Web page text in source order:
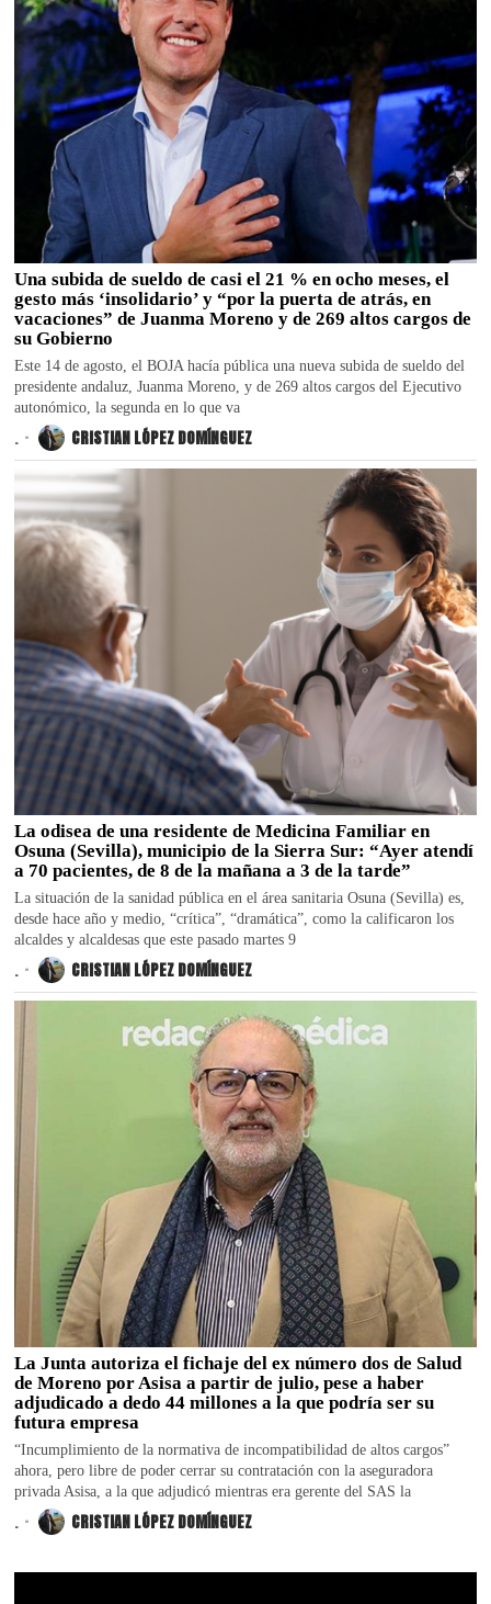
Una subida de sueldo de casi el 21 % en ocho meses, el
gesto más ‘insolidario’ y “por la puerta de atrás, en
vacaciones” de Juanma Moreno y de 269 altos cargos de
su Gobierno
Este 14 de agosto, el BOJA hacía pública una nueva subida de sueldo del
presidente andaluz, Juanma Moreno, y de 269 altos cargos del Ejecutivo
autonómico, la segunda en lo que va
. CRISTIAN LÓPEZ DOMÍNGUEZ
La odisea de una residente de Medicina Familiar en
Osuna (Sevilla), municipio de la Sierra Sur: “Ayer atendí
a 70 pacientes, de 8 de la mañana a 3 de la tarde”
La situación de la sanidad pública en el área sanitaria Osuna (Sevilla) es,
desde hace año y medio, “crítica”, “dramática”, como la calificaron los
alcaldes y alcaldesas que este pasado martes 9
. CRISTIAN LÓPEZ DOMÍNGUEZ
La Junta autoriza el fichaje del ex número dos de Salud
de Moreno por Asisa a partir de julio, pese a haber
adjudicado a dedo 44 millones a la que podría ser su
futura empresa
“Incumplimiento de la normativa de incompatibilidad de altos cargos”
ahora, pero libre de poder cerrar su contratación con la aseguradora
privada Asisa, a la que adjudicó mientras era gerente del SAS la
. CRISTIAN LÓPEZ DOMÍNGUEZ